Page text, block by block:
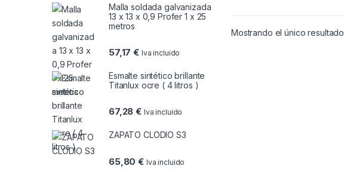
Mostrando el único resultado
Malla soldada galvanizada
13 x 13 x 0,9 Profer 1 x 25
metros
57,17€ Iva incluido
Esmalte sintético brillante
Titanlux ocre ( 4 litros )
67,28€ Iva incluido
ZAPATO CLODIO S3
65,80€ Iva incluido